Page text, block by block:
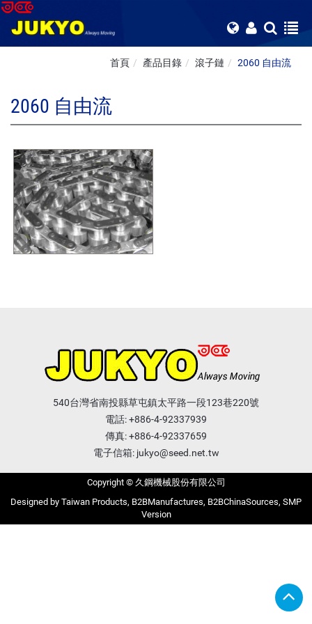
首頁 產品目錄 滾子鏈 2060 自由流
2060 自由流
540台灣省南投縣草屯鎮太平路一段123巷220號
電話:+886-4-92337939
傳真: +886-4-92337659
電子信箱: jukyo@seed.net.tw
Copyright © 久鋼機械股份有限公司
Taiwan Products B2BManufactures B2BChinaSources SMP
Version